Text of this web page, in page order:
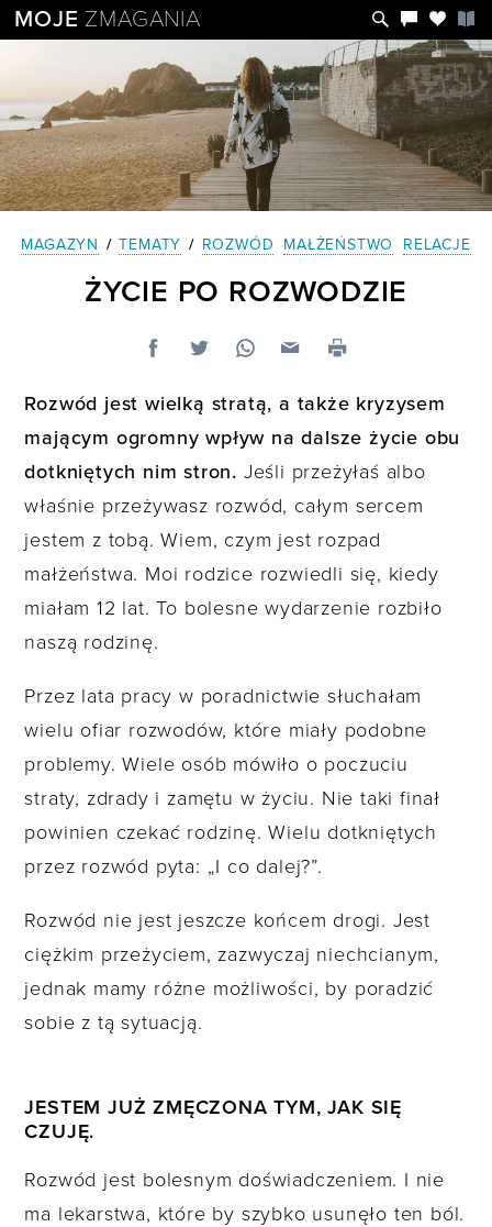
MOJE ZMAGANIA
MAGAZYN / TEMATY / ROZWÓD MAŁŻEŃSTWO RELACJE
ŻYCIE PO ROZWODZIE
Rozwód jest wielką stratą, a także kryzysem
mającym ogromny wpływ na dalsze życie obu
dotkniętych nim stron. Jeśli przeżyłaś albo
właśnie przeżywasz rozwód, całym sercem
jestem z tobą. Wiem, czym jest rozpad
małżeństwa. Moi rodzice rozwiedli się, kiedy
miałam 12 lat. To bolesne wydarzenie rozbiło
naszą rodzinę.
Przez lata pracy w poradnictwie słuchałam
wielu ofiar rozwodów, które miały podobne
problemy. Wiele osób mówiło o poczuciu
straty, zdrady i zamętu w życiu. Nie taki finał
powinien czekać rodzinę. Wielu dotkniętych
przez rozwód pyta: „I co dalej?”.
Rozwód nie jest jeszcze końcem drogi. Jest
ciężkim przeżyciem, zazwyczaj niechcianym,
jednak mamy różne możliwości, by poradzić
sobie z tą sytuacją.
JESTEM JUŻ ZMĘCZONA TYM, JAK SIĘ
CZUJĘ.
Rozwód jest bolesnym doświadczeniem. I nie
ma lekarstwa, które by szybko usunęło ten ból.